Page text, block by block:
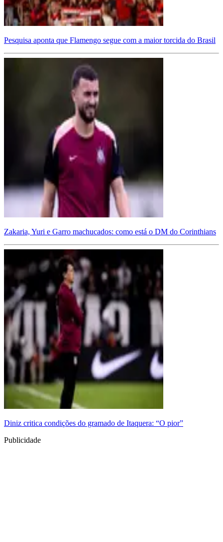
Pesquisa aponta que Flamengo segue com a maior torcida do Brasil
Zakaria, Yuri e Garro machucados: como está o DM do Corinthians
Diniz critica condições do gramado de Itaquera: “O pior”
Publicidade